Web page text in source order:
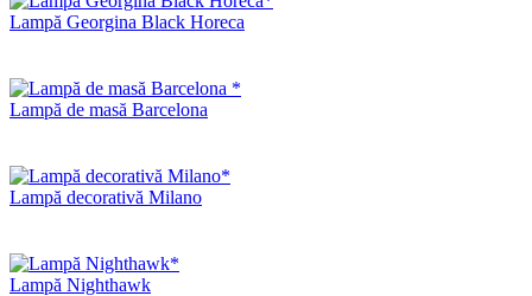
Lampă Georgina Black Horeca
Lampă de masă Barcelona
Lampă decorativă Milano
Lampă Nighthawk